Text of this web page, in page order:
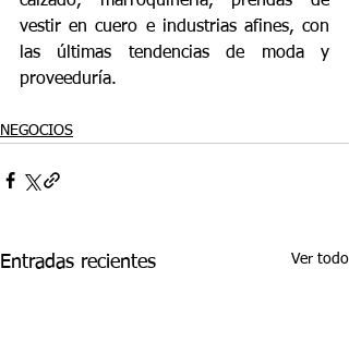
vestir en cuero e industrias afines, con
las últimas tendencias de moda y
proveeduría.
NEGOCIOS
Entradas recientes Ver todo